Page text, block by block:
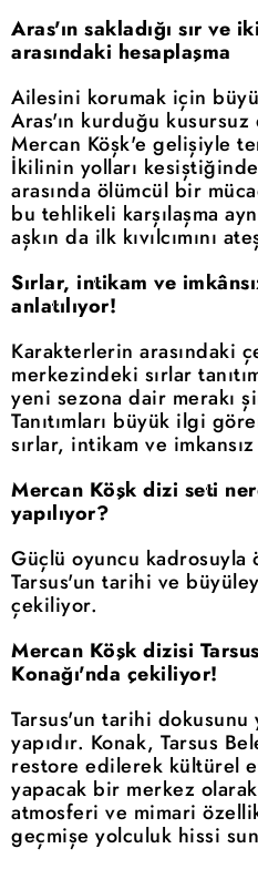
Aras'ın sakladığı sır ve
arasındaki hesaplaşma
Ailesini korumak için
Aras'ın kurduğu
Mercan Köşk'e gelişiyle
İkilinin yolları
arasında ölümcül bir
bu tehlikeli karşılaşma
aşkın da ilk kıvılcımını
Sırlar, intikam ve
anlatılıyor!
Karakterlerin arasındaki
merkezindeki sırlar
yeni sezona dair merakı
Tanıtımları büyük ilgi
sırlar, intikam ve
Mercan Köşk dizi seti
yapılıyor?
Güçlü oyuncu kadrosuyla
Tarsus'un tarihi ve
çekiliyor.
Mercan Köşk dizisi
Konağı'nda çekiliyor!
Tarsus'un tarihi dokusunu
yapıdır. Konak, Tarsus
restore edilerek kültürel
yapacak bir merkez
atmosferi ve mimari
geçmişe yolculuk hissi